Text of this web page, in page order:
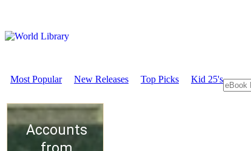
Most Popular New Releases Top Picks Kid 25's